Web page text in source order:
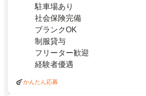
駐車場あり
社会保険完備
ブランクOK
制服貸与
フリーター歓迎
経験者優遇
かんたん応募